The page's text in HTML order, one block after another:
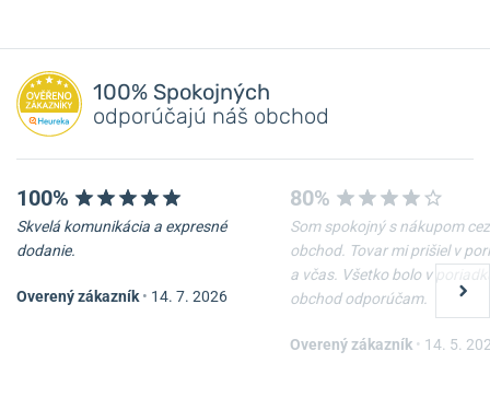
100% Spokojných
odporúčajú náš obchod
100%
Skvelá komunikácia a expresné
dodanie.
Overený zákazník • 14. 7. 2026
80%
Som spokojný s nákupom cez
obchod. Tovar mi prišiel v
a včas. Všetko bolo v
obchod odporúčam.
Overený zákazník • 14. 5.